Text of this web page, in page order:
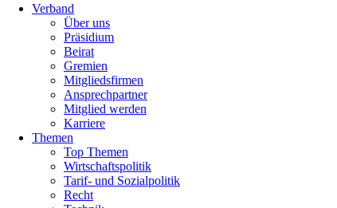
Verband
Über uns
Präsidium
Beirat
Gremien
Mitgliedsfirmen
Ansprechpartner
Mitglied werden
Karriere
Themen
Top Themen
Wirtschaftspolitik
Tarif- und Sozialpolitik
Recht